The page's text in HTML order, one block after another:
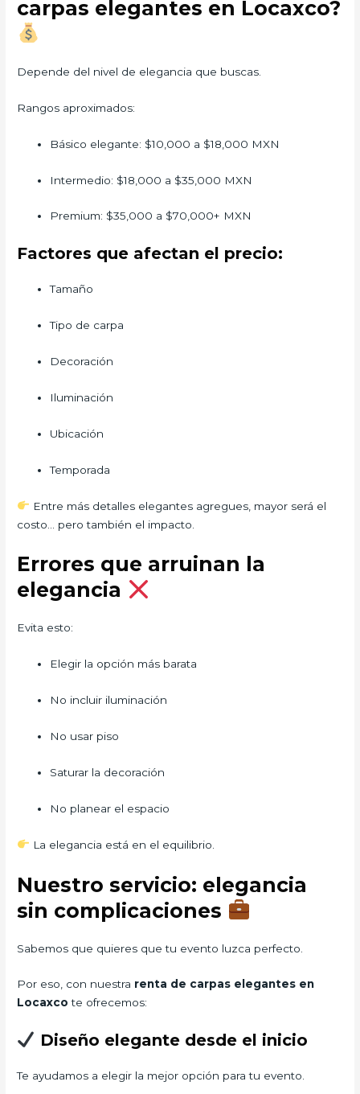
carpas elegantes en Locaxco?
Depende del nivel de elegancia que buscas.
Rangos aproximados:
Básico elegante: $10,000 a $18,000 MXN
Intermedio: $18,000 a $35,000 MXN
Premium: $35,000 a $70,000+ MXN
Factores que afectan el precio:
Tamaño
Tipo de carpa
Decoración
Iluminación
Ubicación
Temporada
Entre más detalles elegantes agregues, mayor será el
costo… pero también el impacto.
Errores que arruinan la
elegancia
Evita esto:
Elegir la opción más barata
No incluir iluminación
No usar piso
Saturar la decoración
No planear el espacio
La elegancia está en el equilibrio.
Nuestro servicio: elegancia
sin complicaciones
Sabemos que quieres que tu evento luzca perfecto.
Por eso, con nuestra renta de carpas elegantes en
Locaxcote ofrecemos:
Diseño elegante desde el inicio
Te ayudamos a elegir la mejor opción para tu evento.